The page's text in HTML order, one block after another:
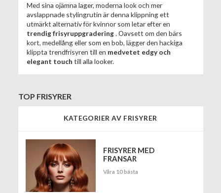
Med sina ojämna lager, moderna look och mer
avslappnade stylingrutin är denna klippning ett
utmärkt alternativ för kvinnor som letar efter en
trendig frisyruppgradering. Oavsett om den bärs
kort, medellång eller som en bob, lägger den hackiga
klippta trendfrisyren till en medvetet edgy och
elegant touch till alla looker.
TOP FRISYRER
KATEGORIER AV FRISYRER
FRISYRER MED
FRANSAR
Våra 10 bästa